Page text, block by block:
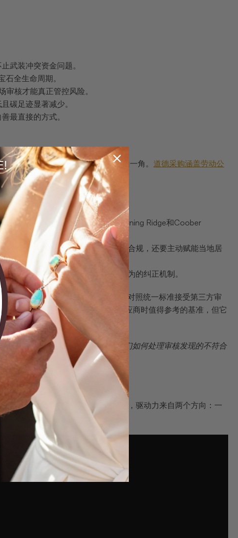
武装冲突资金问题。
全生命周期。
审核才能真正管控风险。
碳足迹显著减少。
最直接的方式。
这个理解并不错，但只触及了冰山一角。 道德采购涵盖劳动公
童工风险或矿区废水排放等议题。
期监测。澳大利亚欧泊产区如Lightning Ridge和Coober
区的投入。这一维度要求企业不仅合规，还要主动赋能当地居
款、定期的合规审核以及对违规行为的纠正机制。
矿山、加工厂和零售商，要求企业对照统一标准接受第三方审
入正规供应链。这些认证是评估供应商时值得参考的基准，但它
第三方审核报告的摘要，并询问他们如何处理审核发现的不符合
宝行业的数字化溯源建设正在加速，驱动力来自两个方向：一